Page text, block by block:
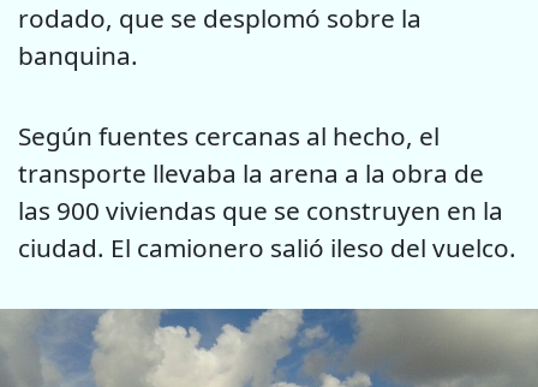
rodado, que se desplomó sobre la
banquina.
Según fuentes cercanas al hecho, el
transporte llevaba la arena a la obra de
las 900 viviendas que se construyen en la
ciudad. El camionero salió ileso del vuelco.